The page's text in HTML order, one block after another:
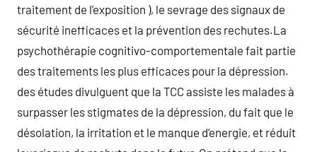
traitement de l’exposition ), le sevrage des signaux de
sécurité inefficaces et la prévention des rechutes.La
psychothérapie cognitivo-comportementale fait partie
des traitements les plus efficaces pour la dépression.
des études divulguent que la TCC assiste les malades à
surpasser les stigmates de la dépression, du fait que le
désolation, la irritation et le manque d’energie, et réduit